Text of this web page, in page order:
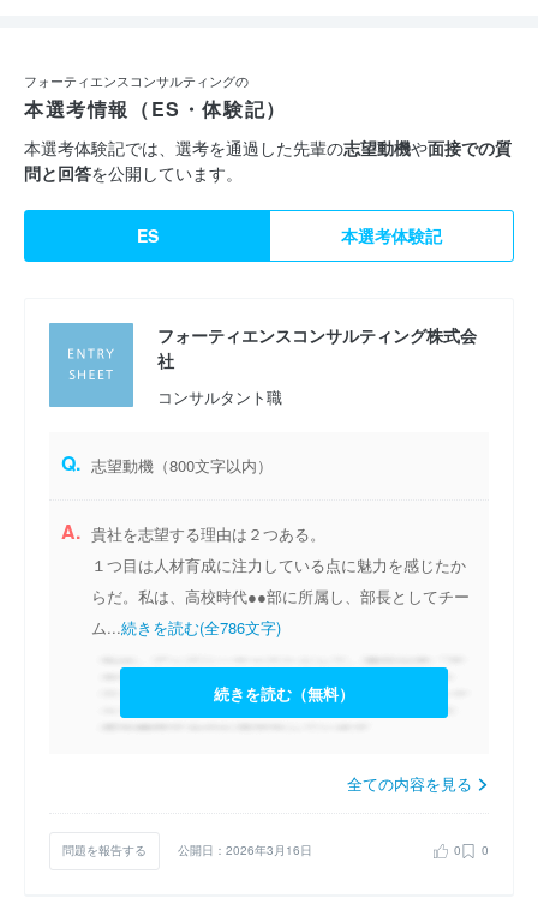
フォーティエンスコンサルティングの
本選考情報（ES・体験記）
本選考体験記では、選考を通過した先輩の志望動機や面接での質
問と回答を公開しています。
ES 本選考体験記
フォーティエンスコンサルティング株式会
社
コンサルタント職
Q. 志望動機（800文字以内）
A. 貴社を志望する理由は２つある。
１つ目は人材育成に注力している点に魅力を感じたか
らだ。私は、高校時代●●部に所属し、部長としてチー
ム...続きを読む(全786文字)
続きを読む（無料）
全ての内容を見る
問題を報告する 公開日：2026年3月16日 0 0